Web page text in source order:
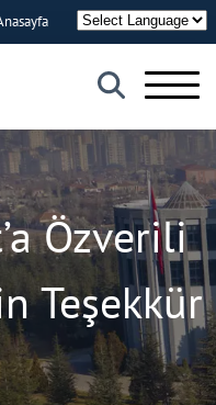
×
Özverili
Teşekkür